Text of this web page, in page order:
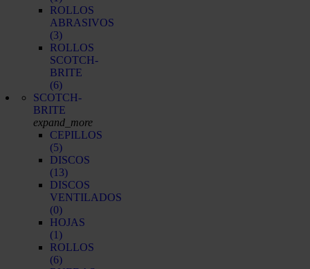
ROLLOS
ABRASIVOS
(3)
ROLLOS
SCOTCH-
BRITE
(6)
SCOTCH-
BRITE
expand_more
CEPILLOS
(5)
DISCOS
(13)
DISCOS
VENTILADOS
(0)
HOJAS
(1)
ROLLOS
(6)